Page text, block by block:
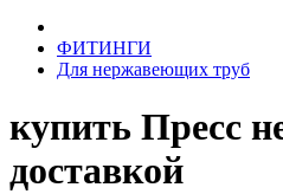
ФИТИНГИ
Для нержавеющих труб
купить Пресс
доставкой